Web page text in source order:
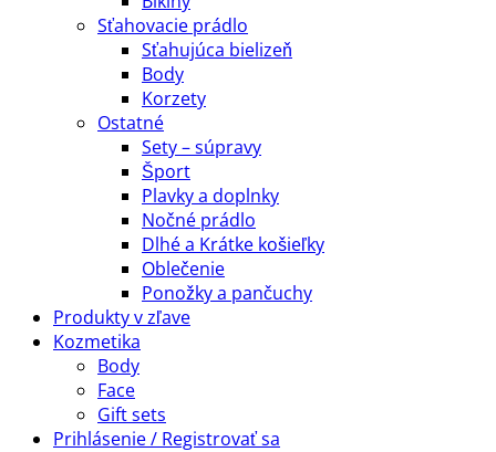
Sťahovacie prádlo
Sťahujúca bielizeň
Body
Korzety
Ostatné
Sety – súpravy
Šport
Plavky a doplnky
Nočné prádlo
Dlhé a Krátke košieľky
Oblečenie
Ponožky a pančuchy
Produkty v zľave
Kozmetika
Body
Face
Gift sets
Prihlásenie / Registrovať sa